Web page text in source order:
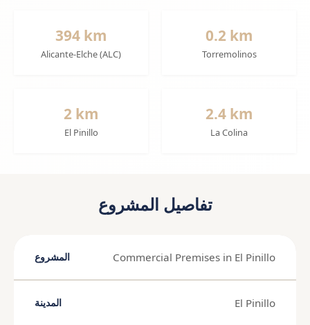
394 km
Alicante-Elche (ALC)
0.2 km
Torremolinos
2 km
El Pinillo
2.4 km
La Colina
تفاصيل المشروع
المشروع Commercial Premises in El Pinillo
المدينة El Pinillo